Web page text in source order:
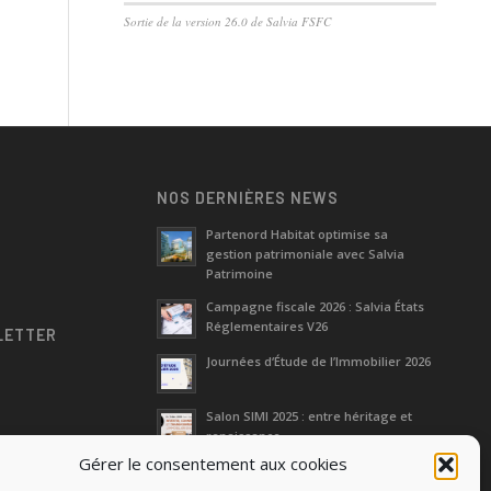
Gérer le consentement aux cookies
Sortie de la version 26.0 de Salvia FSFC
NOS DERNIÈRES NEWS
Partenord Habitat optimise sa
gestion patrimoniale avec Salvia
Patrimoine
Campagne fiscale 2026 : Salvia États
Réglementaires V26
Journées d‘Étude de l’Immobilier 2026
Salon SIMI 2025 : entre héritage et
renaissance
Séminaire Actualités Réglementaires